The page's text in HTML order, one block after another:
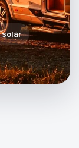
solár